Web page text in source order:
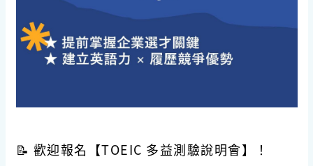
📝 歡迎報名【TOEIC 多益測驗說明會】！